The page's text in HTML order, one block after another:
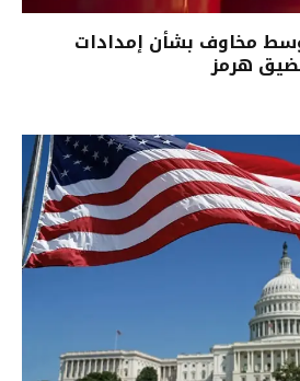
مخاوف بشأن إمدادات
هرمز